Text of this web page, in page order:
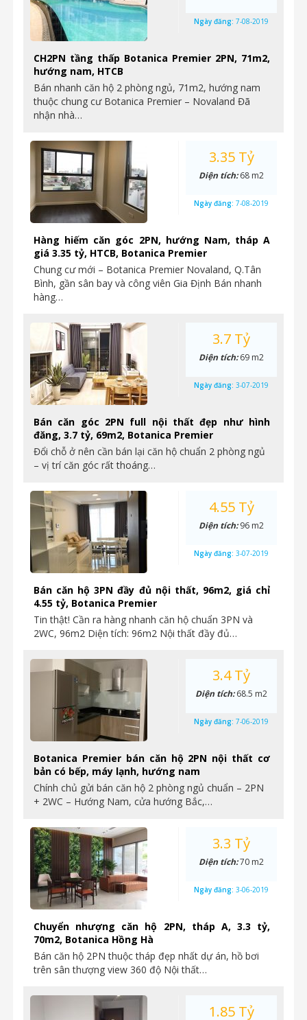
CH2PN tầng thấp Botanica Premier 2PN, 71m2,
hướng nam, HTCB
Bán nhanh căn hộ 2 phòng ngủ, 71m2, hướng nam
thuộc chung cư Botanica Premier – Novaland Đã
nhận nhà…
Ngày đăng: 7-08-2019
Hàng hiếm căn góc 2PN, hướng Nam, tháp A
giá 3.35 tỷ, HTCB, Botanica Premier
Chung cư mới – Botanica Premier Novaland, Q.Tân
Bình, gần sân bay và công viên Gia Định Bán nhanh
hàng…
3.35 Tỷ
Diện tích:68 m2
Ngày đăng: 7-08-2019
Bán căn góc 2PN full nội thất đẹp như hình
đăng, 3.7 tỷ, 69m2, Botanica Premier
Đổi chỗ ở nên cần bán lại căn hộ chuẩn 2 phòng ngủ
– vị trí căn góc rất thoáng…
3.7 Tỷ
Diện tích:69 m2
Ngày đăng: 3-07-2019
Bán căn hộ 3PN đầy đủ nội thất, 96m2, giá chỉ
4.55 tỷ, Botanica Premier
Tin thật! Cần ra hàng nhanh căn hộ chuẩn 3PN và
2WC, 96m2 Diện tích: 96m2 Nội thất đầy đủ…
4.55 Tỷ
Diện tích:96 m2
Ngày đăng: 3-07-2019
Botanica Premier bán căn hộ 2PN nội thất cơ
bản có bếp, máy lạnh, hướng nam
Chính chủ gửi bán căn hộ 2 phòng ngủ chuẩn – 2PN
+ 2WC – Hướng Nam, cửa hướng Bắc,…
3.4 Tỷ
Diện tích:68.5 m2
Ngày đăng: 7-06-2019
Chuyển nhượng căn hộ 2PN, tháp A, 3.3 tỷ,
70m2, Botanica Hồng Hà
Bán căn hộ 2PN thuộc tháp đẹp nhất dự án, hồ bơi
trên sân thượng view 360 độ Nội thất…
3.3 Tỷ
Diện tích:70 m2
Ngày đăng: 3-06-2019
1.85 Tỷ